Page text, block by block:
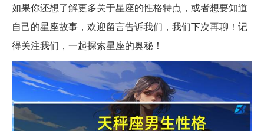
如果你还想了解更多关于星座的性格特点，或者想要知道
自己的星座故事，欢迎留言告诉我们，我们下次再聊！记
得关注我们，一起探索星座的奥秘！